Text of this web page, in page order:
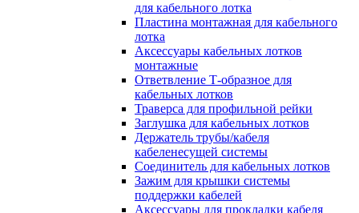
для кабельного лотка
Пластина монтажная для кабельного
лотка
Аксессуары кабельных лотков
монтажные
Ответвление Т-образное для
кабельных лотков
Траверса для профильной рейки
Заглушка для кабельных лотков
Держатель трубы/кабеля
кабеленесущей системы
Соединитель для кабельных лотков
Зажим для крышки системы
поддержки кабелей
Аксессуары для прокладки кабеля